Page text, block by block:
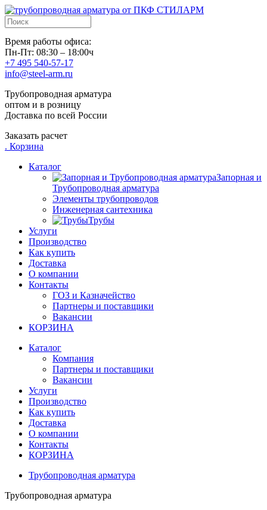
Время работы офиса:
Пн-Пт: 08:30 – 18:00ч
+7 495 540-57-17
info@steel-arm.ru
Трубопроводная арматура
оптом и в розницу
Доставка по всей России
Заказать расчет
. Корзина
Каталог
Запорная и
Трубопроводная арматура
Элементы трубопроводов
Инженерная сантехника
Трубы
Услуги
Производство
Как купить
Доставка
О компании
Контакты
ГОЗ и Казначейство
Партнеры и поставщики
Вакансии
КОРЗИНА
Каталог
Компания
Партнеры и поставщики
Вакансии
Услуги
Производство
Как купить
Доставка
О компании
Контакты
КОРЗИНА
Трубопроводная арматура
Трубопроводная арматура